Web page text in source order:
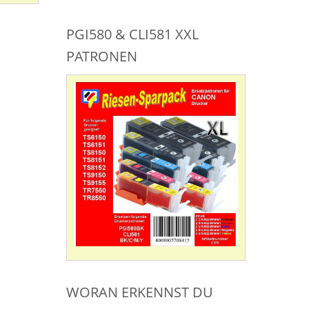
PGI580 & CLI581 XXL
PATRONEN
WORAN ERKENNST DU